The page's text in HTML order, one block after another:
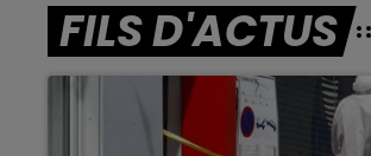
FILS D'ACTUS